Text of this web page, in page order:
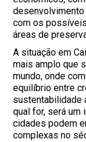
com os
áreas de
A situação em
mais amplo que
mundo, onde
equilíbrio entre
sustentabilidade
qual for, será um
cidades podem
complexas no